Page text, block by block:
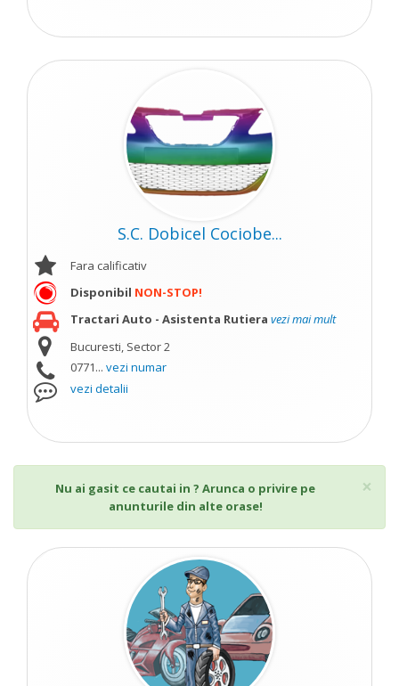
S.C. Dobicel Cociobe...
Fara calificativ
Disponibil NON-STOP!
Tractari Auto - Asistenta Rutiera vezi mai mult
Bucuresti, Sector 2
0771... vezi numar
vezi detalii
×
Nu ai gasit ce cautai in ? Arunca o privire pe
anunturile din alte orase!